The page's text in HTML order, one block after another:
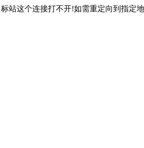
站这个连接打不开!如需重定向到指定